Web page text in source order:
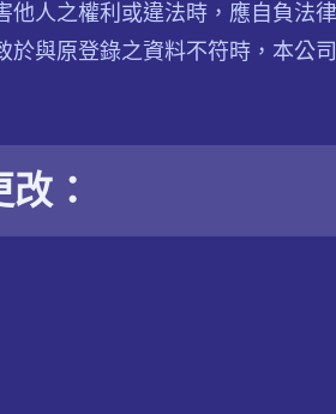
他人之權利或違法時，應自負法
與原登錄之資料不符時，本公
：